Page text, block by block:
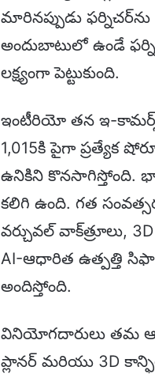
మారినప్పుడు
అందుబాటులో ఉండే
లక్ష్యంగా పెట్టుకుంది.
ఇంటీరియో తన ఇ-కామర్స్
1,015కి పైగా ప్రత్యేక
ఉనికిని కొనసాగిస్తోంది.
కలిగి ఉంది. గత
వర్చువల్ వాక్‌త్రూలు,
AI-ఆధారిత ఉత్పత్తి
అందిస్తోంది.
వినియోగదారులు తమ
ప్లానర్ మరియు 3D